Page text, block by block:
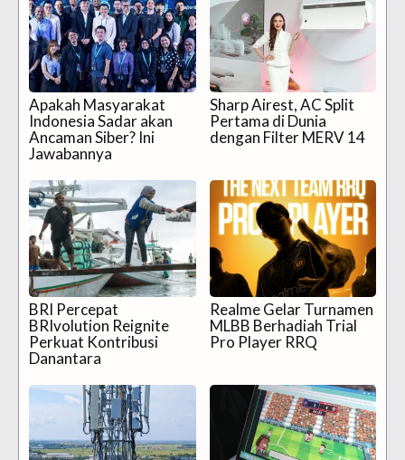
Apakah Masyarakat
Indonesia Sadar akan
Ancaman Siber? Ini
Jawabannya
Sharp Airest, AC Split
Pertama di Dunia
dengan Filter MERV 14
BRI Percepat
BRIvolution Reignite
Perkuat Kontribusi
Danantara
Realme Gelar Turnamen
MLBB Berhadiah Trial
Pro Player RRQ